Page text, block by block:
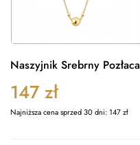
Naszyjnik Srebrny
147 zł
Najniższa cena sprzed 30 dni:147zł